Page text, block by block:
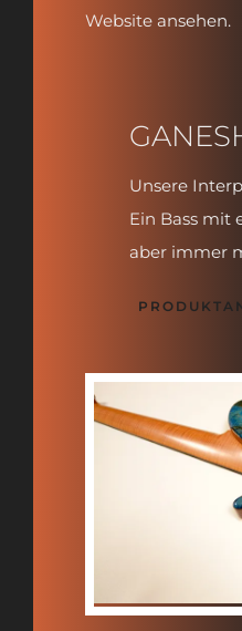
Website ansehen.
Unsere
Ein Bass mit
aber immer